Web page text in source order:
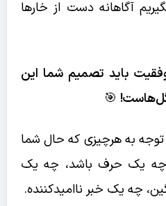
آگاهانه دست از خارها
باید تصمیم شما این
گل‌هاست! 🎯
توجه به هرچیزی که حال شما
چه یک حرف باشد، چه یک
چه یک خبر ناامیدکننده.